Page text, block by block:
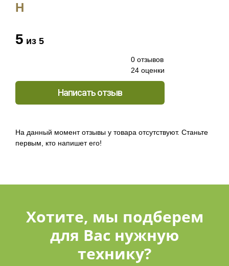
H
5 из 5
0 отзывов
24 оценки
Написать отзыв
На данный момент отзывы у товара отсутствуют. Станьте
первым, кто напишет его!
Хотите, мы подберем
для Вас нужную
технику?